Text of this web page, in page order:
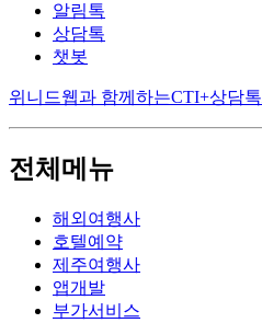
알림톡
상담톡
챗봇
위니드웹과 함께하는CTI+상담톡
전체메뉴
해외여행사
호텔예약
제주여행사
앱개발
부가서비스